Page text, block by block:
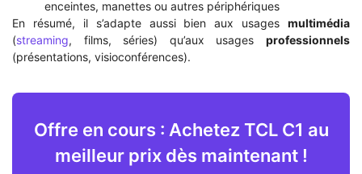
enceintes, manettes ou autres périphériques
En résumé, il s’adapte aussi bien aux usages multimédia
(streaming, films, séries) qu’aux usages professionnels
(présentations, visioconférences).
Offre en cours : Achetez TCL C1 au
meilleur prix dès maintenant !